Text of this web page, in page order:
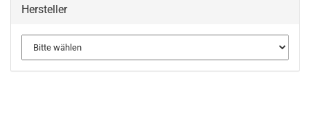
Hersteller